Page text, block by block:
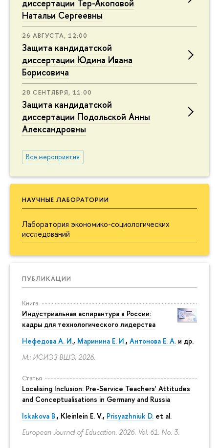
диссертации Тер-Акоповой
Натальи Сергеевны
26 АВГУСТА, 12:00
Защита кандидатской
диссертации Юдина Ивана
Борисовича
28 СЕНТЯБРЯ, 11:00
Защита кандидатской
диссертации Подольской Анны
Александровны
Все мероприятия
НАУЧНЫЕ ЛАБОРАТОРИИ
Лаборатория экономико-социологических
исследований
ПУБЛИКАЦИИ
Книга
Индустриальная аспирантура в России:
кадры для технологического лидерства
Нефедова А. И., Маринина Е. И., Антонова Е. А. и др.
М.: ИСИЭЗ ВШЭ, 2026.
Статья
Localising Inclusion: Pre-Service Teachers' Attitudes
and Conceptualisations in Germany and Russia
Iskakova B., Kleinlein E. V., Prisyazhniuk D. et al.
European Journal of Education. 2026. Vol. 61. No. 3.